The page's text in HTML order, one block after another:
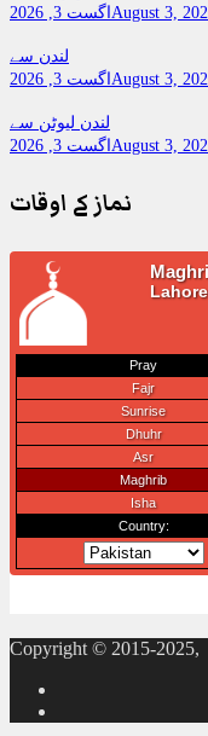
اگست 3, 2026 August 3,
لندن سے
اگست 3, 2026 August 3,
لندن لیوٹن سے
اگست 3, 2026 August 3,
نماز کے اوقات
Copyright © 2015-2025,